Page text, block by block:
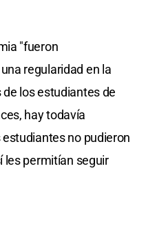
"fueron
regularidad en la
los estudiantes de
hay todavía
no pudieron
les permitían seguir